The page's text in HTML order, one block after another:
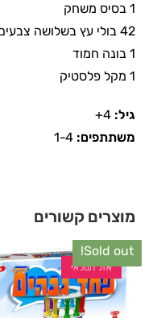
1 בסיס משחק
42 בולי עץ בשלושה צבעים
1 בונה חמוד
1 מקל פלסטיק
גיל: 4+
משתתפים: 1-4
מוצרים קשורים
Sold out!
אזל המלאי